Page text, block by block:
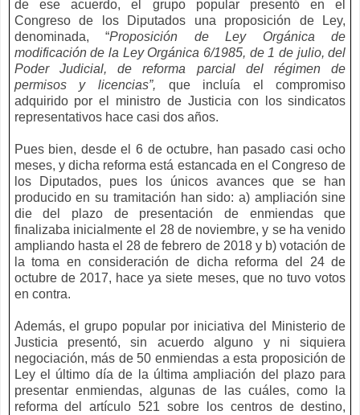
de ese acuerdo, el grupo popular presentó en el
Congreso de los Diputados una proposición de Ley,
denominada, “Proposición de Ley Orgánica de
modificación de la Ley Orgánica 6/1985, de 1 de julio, del
Poder Judicial, de reforma parcial del régimen de
permisos y licencias”, que incluía el compromiso
adquirido por el ministro de Justicia con los sindicatos
representativos hace casi dos años.
Pues bien, desde el 6 de octubre, han pasado casi ocho
meses, y dicha reforma está estancada en el Congreso de
los Diputados, pues los únicos avances que se han
producido en su tramitación han sido: a) ampliación sine
die del plazo de presentación de enmiendas que
finalizaba inicialmente el 28 de noviembre, y se ha venido
ampliando hasta el 28 de febrero de 2018 y b) votación de
la toma en consideración de dicha reforma del 24 de
octubre de 2017, hace ya siete meses, que no tuvo votos
en contra.
Además, el grupo popular por iniciativa del Ministerio de
Justicia presentó, sin acuerdo alguno y ni siquiera
negociación, más de 50 enmiendas a esta proposición de
Ley el último día de la última ampliación del plazo para
presentar enmiendas, algunas de las cuáles, como la
reforma del artículo 521 sobre los centros de destino,